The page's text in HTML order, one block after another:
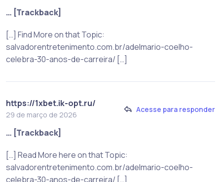
… [Trackback]
[…] Find More on that Topic:
salvadorentretenimento.com.br/adelmario-coelho-
celebra-30-anos-de-carreira/ […]
https://1xbet.ik-opt.ru/
29 de março de 2026
Acesse para responder
… [Trackback]
[…] Read More here on that Topic:
salvadorentretenimento.com.br/adelmario-coelho-
celebra-30-anos-de-carreira/ […]